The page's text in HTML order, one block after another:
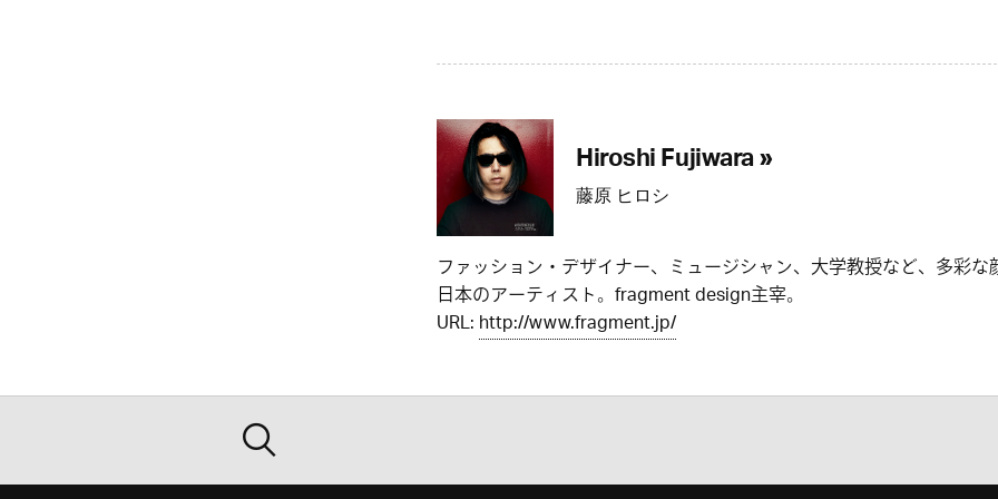
Hiroshi Fujiwara »
藤原 ヒロシ
ファッション・デザイナー、ミュージシャン、大学教授など、多彩な
日本のアーティスト。fragment design主宰。
URL:http://www.fragment.jp/